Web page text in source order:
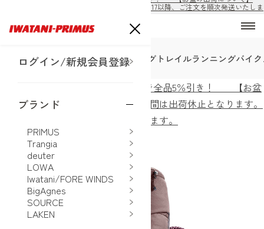
8/10から8/16の期間は出荷休止となります。8/17以降、ご注文を順次発送いたしま
ログイン/新規会員登録
ブランド
PRIMUS
Trangia
deuter
LOWA
Iwatani/FORE WINDS
BigAgnes
SOURCE
LAKEN
SALE トレッキングハイキング トレイルランニングバイク
ECサイト公開！購入前の会員登録で全品5％引き！ 【お盆
の出荷について】8/10から8/16の期間は出荷休止となります。
8/17以降、ご注文を順次発送いたします。
> deuter